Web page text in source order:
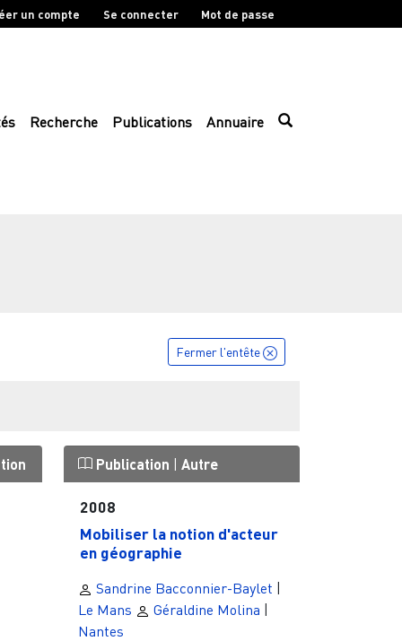
un compte Se connecter Mot de passe
Recherche Publications Annuaire
Fermer l'entête
Publication | Autre
2008
Mobiliser la notion d'acteur
en géographie
Sandrine Bacconnier-Baylet |
Le Mans
Géraldine Molina |
Nantes